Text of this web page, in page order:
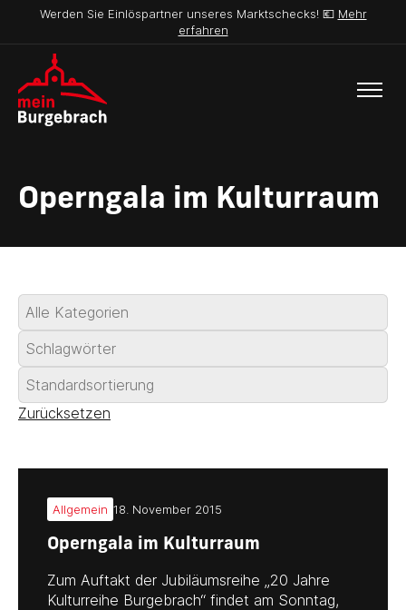
Werden Sie Einlöspartner unseres Marktschecks! 💶 Mehr
erfahren
Operngala im Kulturraum
Zurücksetzen
Allgemein 18. November 2015
Operngala im Kulturraum
Zum Auftakt der Jubiläumsreihe „20 Jahre
Kulturreihe Burgebrach“ findet am Sonntag,